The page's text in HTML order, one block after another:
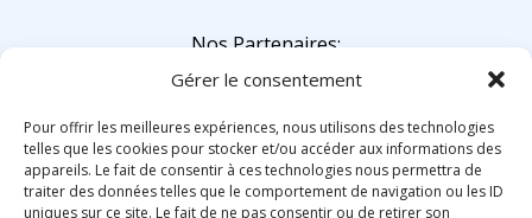
Gérer le consentement
Pour offrir les meilleures expériences, nous utilisons des technologies
telles que les cookies pour stocker et/ou accéder aux informations des
appareils. Le fait de consentir à ces technologies nous permettra de
traiter des données telles que le comportement de navigation ou les ID
uniques sur ce site. Le fait de ne pas consentir ou de retirer son
Nos Partenaires: